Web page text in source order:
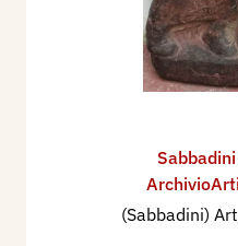
(Sabbadini)